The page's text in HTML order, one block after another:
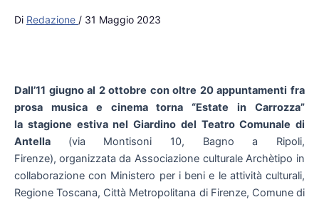
Di Redazione / 31 Maggio 2023
Dall’11 giugno al 2 ottobre con oltre 20 appuntamenti fra
prosa musica e cinema torna “Estate in Carrozza”
la stagione estiva nel Giardino del Teatro Comunale di
Antella (via Montisoni 10, Bagno a Ripoli,
Firenze), organizzata da Associazione culturale Archètipo in
collaborazione con Ministero per i beni e le attività culturali,
Regione Toscana, Città Metropolitana di Firenze, Comune di